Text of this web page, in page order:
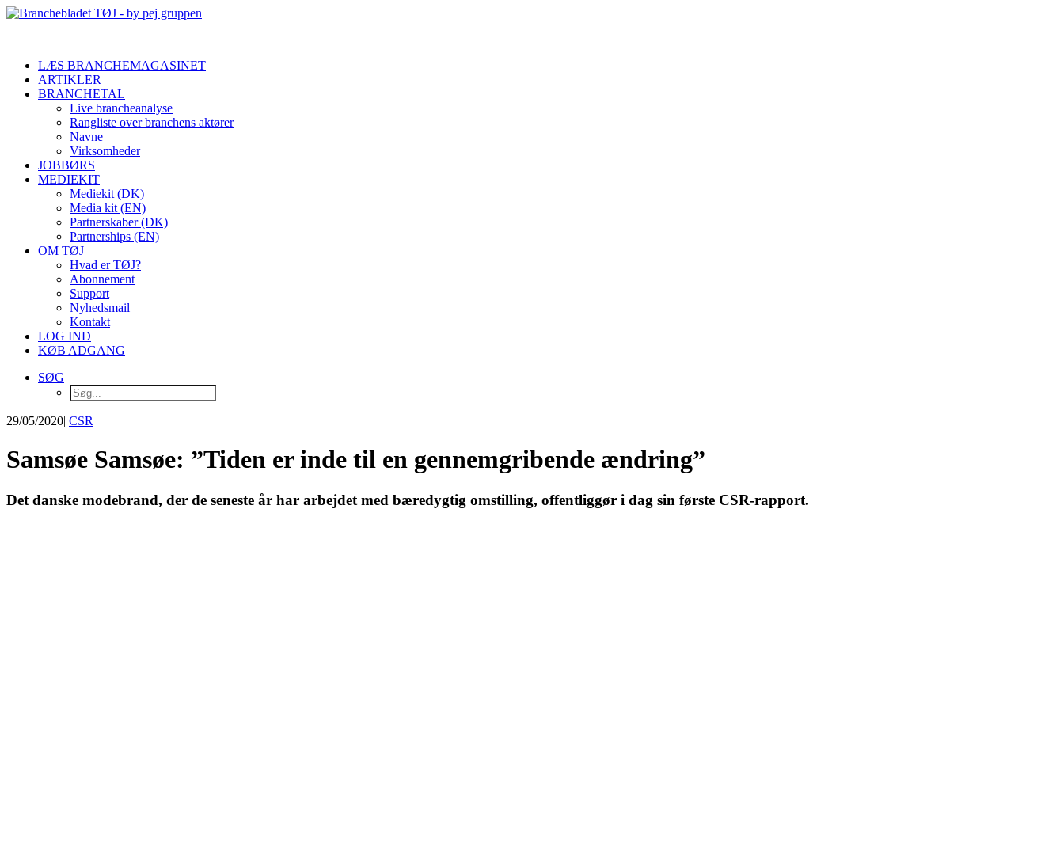
LÆS BRANCHEMAGASINET
ARTIKLER
BRANCHETAL
Live brancheanalyse
Rangliste over branchens aktører
Navne
Virksomheder
JOBBØRS
MEDIEKIT
Mediekit (DK)
Media kit (EN)
Partnerskaber (DK)
Partnerships (EN)
OM TØJ
Hvad er TØJ?
Abonnement
Support
Nyhedsmail
Kontakt
LOG IND
KØB ADGANG
SØG
29/05/2020| CSR
Samsøe Samsøe: ”Tiden er inde til en gennemgribende ændring”
Det danske modebrand, der de seneste år har arbejdet med bæredygtig omstilling, offentliggør i dag sin første CSR-rapport.